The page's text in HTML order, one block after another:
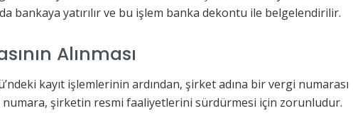
bankaya yatırılır ve bu işlem banka dekontu ile belgelendirilir.
Alınması
kayıt işlemlerinin ardından, şirket adına bir vergi numarası
numara, şirketin resmi faaliyetlerini sürdürmesi için zorunludur.